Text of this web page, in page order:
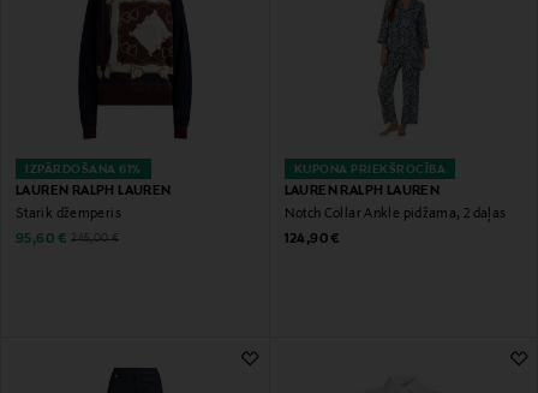
IZPĀRDOŠANA 61%
LAUREN RALPH LAUREN
Starik džemperis
Discounted Price
95,60 € Original Price
245,00 €
KUPONA PRIEKŠROCĪBA
LAUREN RALPH LAUREN
Notch Collar Ankle pidžama, 2 daļas
Original Price
124,90 €